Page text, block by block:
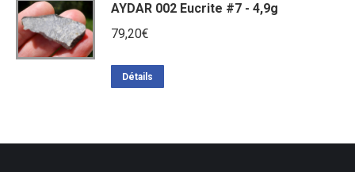
AYDAR 002 Eucrite #7 - 4,9g
79,20€
Détails